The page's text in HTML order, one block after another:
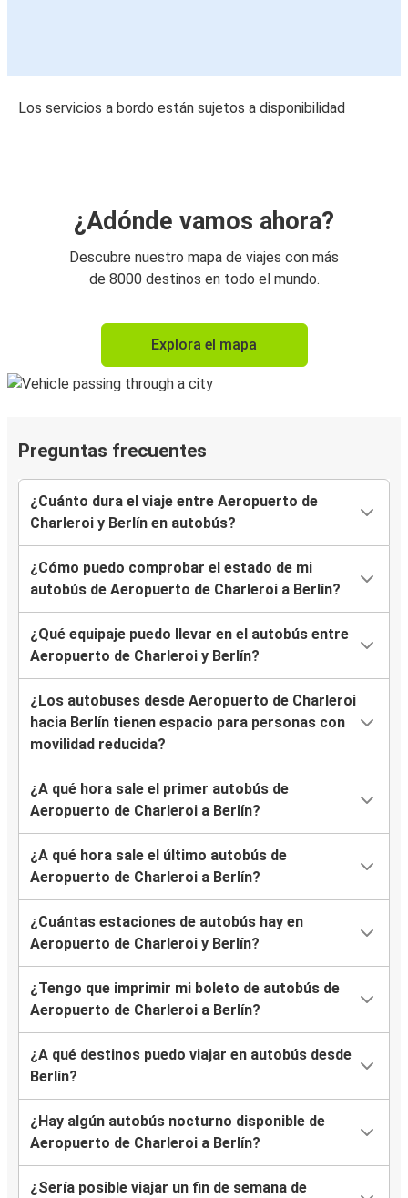
Los servicios a bordo están sujetos a disponibilidad
¿Adónde vamos ahora?
Descubre nuestro mapa de viajes con más
de 8000 destinos en todo el mundo.
Explora el mapa
Preguntas frecuentes
¿Cuánto dura el viaje entre Aeropuerto de
Charleroi y Berlín en autobús?
¿Cómo puedo comprobar el estado de mi
autobús de Aeropuerto de Charleroi a Berlín?
¿Qué equipaje puedo llevar en el autobús entre
Aeropuerto de Charleroi y Berlín?
¿Los autobuses desde Aeropuerto de Charleroi
hacia Berlín tienen espacio para personas con
movilidad reducida?
¿A qué hora sale el primer autobús de
Aeropuerto de Charleroi a Berlín?
¿A qué hora sale el último autobús de
Aeropuerto de Charleroi a Berlín?
¿Cuántas estaciones de autobús hay en
Aeropuerto de Charleroi y Berlín?
¿Tengo que imprimir mi boleto de autobús de
Aeropuerto de Charleroi a Berlín?
¿A qué destinos puedo viajar en autobús desde
Berlín?
¿Hay algún autobús nocturno disponible de
Aeropuerto de Charleroi a Berlín?
¿Sería posible viajar un fin de semana de